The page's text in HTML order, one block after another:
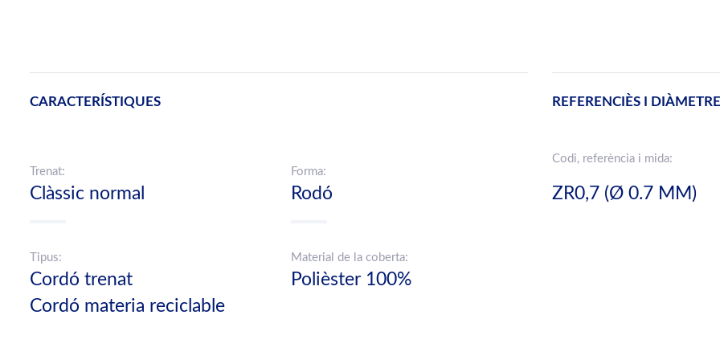
CARACTERÍSTIQUES
Trenat:
Clàssic normal
Forma:
Rodó
Tipus:
Cordó trenat
Cordó materia reciclable
Material de la coberta:
Polièster 100%
REFERENCIÈS I
Codi, referència i mida:
ZR0,7 (Ø 0.7 MM)